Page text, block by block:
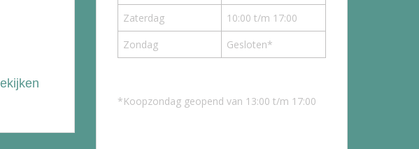
Zaterdag
10:00 t/m 17:00
Zondag
Gesloten*
*Koopzondag geopend van 13:00 t/m 17:00